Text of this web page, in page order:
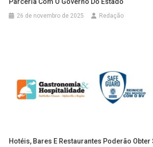
26 de novembro de 2025 Redação
Hotéis, Bares E Restaurantes Poderão Obter